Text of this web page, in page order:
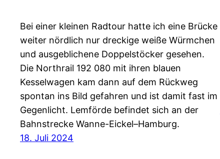
Bei einer kleinen Radtour hatte ich eine Brücke
weiter nördlich nur dreckige weiße Würmchen
und ausgeblichene Doppelstöcker gesehen.
Die Northrail 192 080 mit ihren blauen
Kesselwagen kam dann auf dem Rückweg
spontan ins Bild gefahren und ist damit fast im
Gegenlicht. Lemförde befindet sich an der
Bahnstrecke Wanne-Eickel–Hamburg.
18. Juli 2024